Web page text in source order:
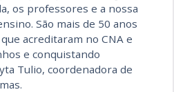
os professores e a nossa
São mais de 50 anos
acreditaram no CNA e
e conquistando
Tulio, coordenadora de